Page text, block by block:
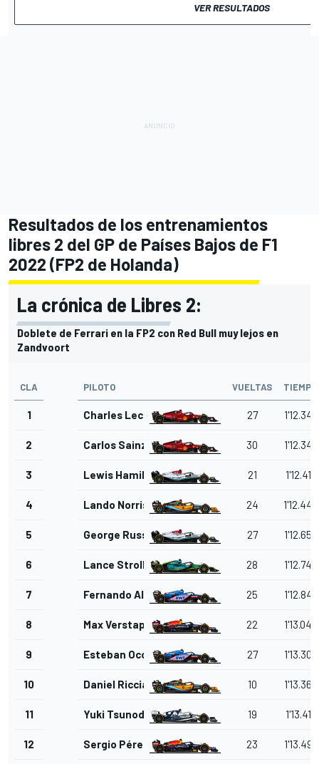
VER RESULTADOS
Resultados de los entrenamientos
libres 2 del GP de Países Bajos de F1
2022 (FP2 de Holanda)
La crónica de Libres 2:
Doblete de Ferrari en la FP2 con Red Bull muy lejos en
Zandvoort
CLA PILOTO VUELTAS TIEMPO
1 Charles Leclerc 27 1'12.345
2 Carlos Sainz Jr. 30 1'12.349
3 Lewis Hamilton 21 1'12.417
4 Lando Norris 24 1'12.448
5 George Russell 27 1'12.655
6 Lance Stroll 28 1'12.746
7 Fernando Alonso 25 1'12.848
8 Max Verstappen 22 1'13.042
9 Esteban Ocon 27 1'13.305
10 Daniel Ricciardo 10 1'13.362
11 Yuki Tsunoda 19 1'13.419
12 Sergio Pérez 23 1'13.493